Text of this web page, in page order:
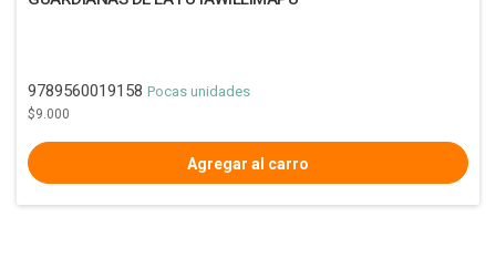
9789560019158 Pocas unidades
$9.000